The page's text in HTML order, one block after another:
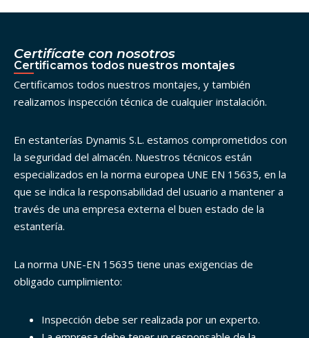
Certifícate con nosotros
Certificamos todos nuestros montajes
Certificamos todos nuestros montajes, y también
realizamos inspección técnica de cualquier instalación.
En estanterías Dynamis S.L. estamos comprometidos con
la seguridad del almacén. Nuestros técnicos están
especializados en la norma europea UNE EN 15635, en la
que se indica la responsabilidad del usuario a mantener a
través de una empresa externa el buen estado de la
estantería.
La norma UNE-EN 15635 tiene unas exigencias de
obligado cumplimiento:
Inspección debe ser realizada por un experto.